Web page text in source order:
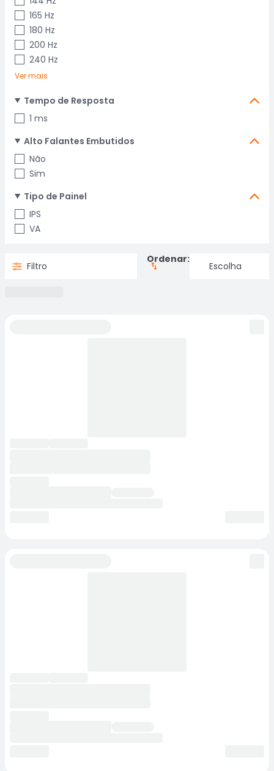
165 Hz
180 Hz
200 Hz
240 Hz
Ver mais
Tempo de Resposta
1 ms
Alto Falantes Embutidos
Não
Sim
Tipo de Painel
IPS
VA
Filtro
Ordenar: